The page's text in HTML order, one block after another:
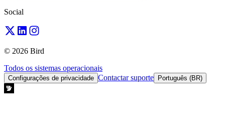
Social
© 2026 Bird
Todos os sistemas operacionais
Configurações de privacidade Contactar suporte Português (BR)